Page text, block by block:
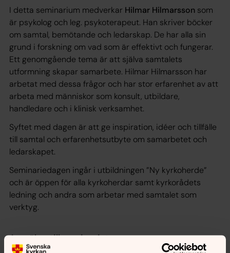
I detta seminarium medverkar Hilmar Hilmarsson som
är psykolog och leg. psykoterapeut. Han skriver böcker
om samtal, bemötande och ledarskap. De har alla sin
grund i forskning om vad som är effektivt och fungerar.
Ett genomgående tema är att själva samtalets
utformning skapar samarbete. Hilmar Hilmarsson har
arbetat med dessa frågor och har stor erfarenhet av att
arbeta med människor som konsult, utbildare,
handledare och i klinisk verksamhet.
Syftet med dagen är att ge inspiration, idéer och tillfälle
till samtal och erfarenhetsutbyte om samarbetet och
ledarskapet.
Seminariedagen ingår i utbildningen ”Ny kyrkoherde”
och är öppen för alla kyrkoherdar samt kyrkorådets
ledning och andra som arbetar med samtalet som
verktyg.
Anmälan till seminariet